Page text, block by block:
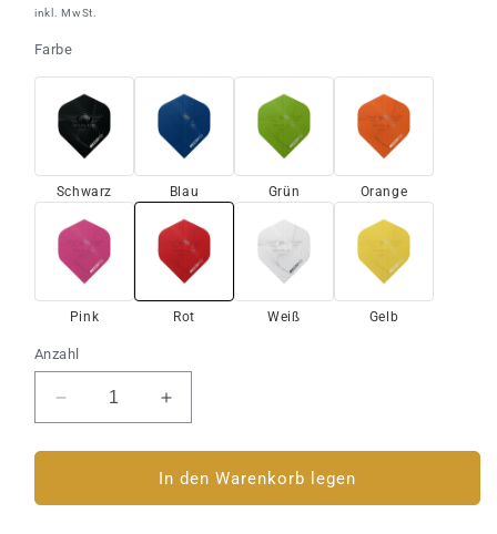
Preis
inkl. MwSt.
Farbe
Schwarz Blau Grün Orange
Pink Rot Weiß Gelb
Anzahl
Verringere
die
Menge
Dart
Erhöhe
die
Menge
für
Dart
In den Warenkorb legen